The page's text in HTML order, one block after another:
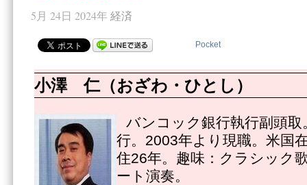
5月 24日 2024年 経済
Pocket
小澤 仁（おざわ・ひとし）
バンコック銀行執行副頭
行。2003年より現職。米国
住26年。趣味：クラシック
ート演奏。